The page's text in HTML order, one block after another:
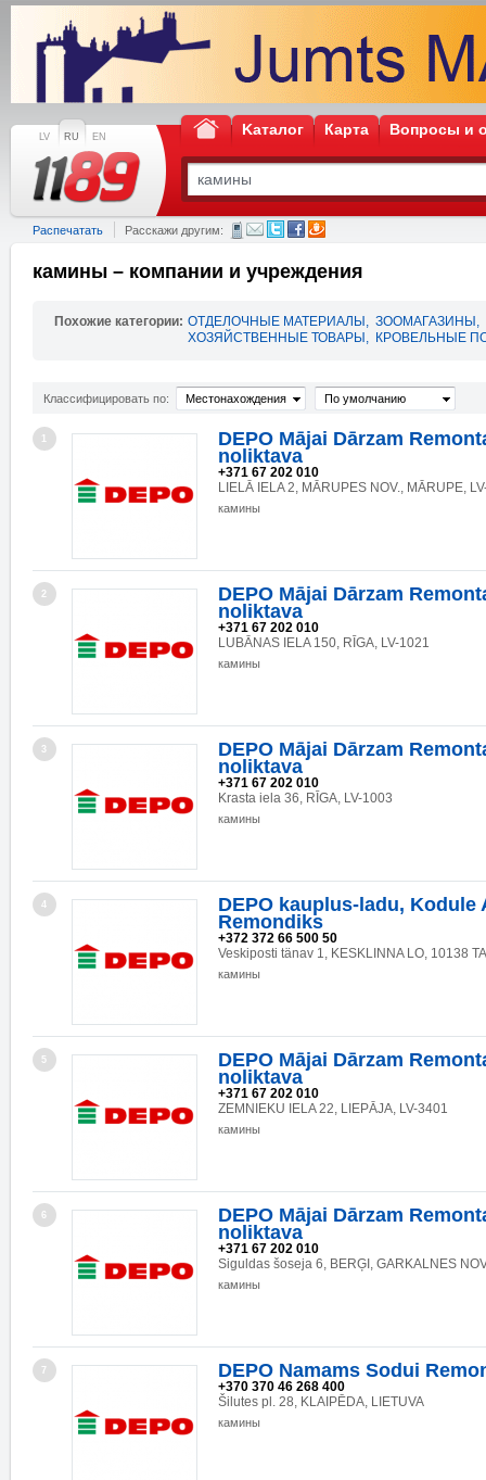
LV RU EN Kаталог Карта Вопросы и
Распечатать Расскажи другим:
камины – компании и учреждения
Похожие категории: ОТДЕЛОЧНЫЕ МАТЕРИАЛЫ , ЗООМАГАЗИНЫ ,
ХОЗЯЙСТВЕННЫЕ ТОВАРЫ , КРОВЕЛЬНЫЕ
Классифицировать по: Местонахождения По умолчанию
1
DEPO Mājai Dārzam
noliktava
+371 67 202 010
LIELĀ IELA 2, MĀRUPES NOV., MĀRUPE,
камины
2
DEPO Mājai Dārzam
noliktava
+371 67 202 010
LUBĀNAS IELA 150, RĪGA, LV-1021
камины
3
DEPO Mājai Dārzam
noliktava
+371 67 202 010
Krasta iela 36, RĪGA, LV-1003
камины
4
DEPO kauplus-ladu, Kodule
Remondiks
+372 372 66 500 50
Veskiposti tänav 1, KESKLINNA LO, 10138
камины
5
DEPO Mājai Dārzam
noliktava
+371 67 202 010
ZEMNIEKU IELA 22, LIEPĀJA, LV-3401
камины
6
DEPO Mājai Dārzam
noliktava
+371 67 202 010
Siguldas šoseja 6, BERĢI, GARKALNES
камины
7 DEPO Namams Sodui
+370 370 46 268 400
Šilutes pl. 28, KLAIPĒDA, LIETUVA
камины